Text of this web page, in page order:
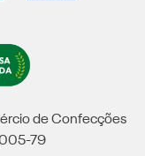
de Confecções
79